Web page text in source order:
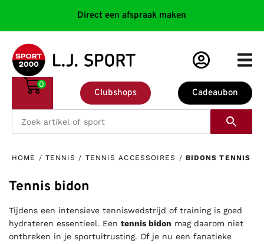
Direct een afspraak maken
Cadeaubon
Clubshops
0
HOME / TENNIS / TENNIS ACCESSOIRES / BIDONS TENNIS
Tennis bidon
Tijdens een intensieve tenniswedstrijd of training is goed
hydrateren essentieel. Een tennis bidon mag daarom niet
ontbreken in je sportuitrusting. Of je nu een fanatieke